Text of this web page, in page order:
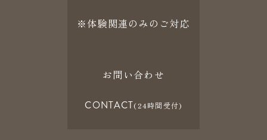
※体験関連のみのご対応
お問い合わせ
CONTACT(24時間受付)